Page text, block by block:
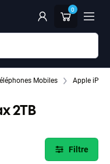
0
Mobiles Apple
2TB
Filtre